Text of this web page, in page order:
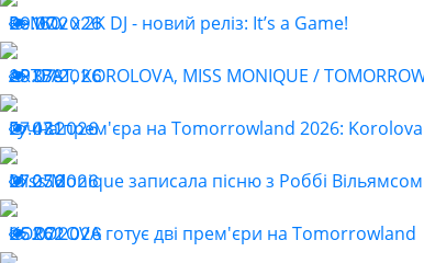
29.07.2026
160
ReMOv x 2K DJ - новий реліз: It’s a Game!
29.07.2026
378
ARTBAT, KOROLOVA, MISS MONIQUE /
27.07.2026
431
Гучна прем'єра на Tomorrowland 2026: Korolova
27.07.2026
256
Miss Monique записала пісню з Роббі Вільямсом
25.07.2026
262
KOROLOVA готує дві прем'єри на Tomorrowland